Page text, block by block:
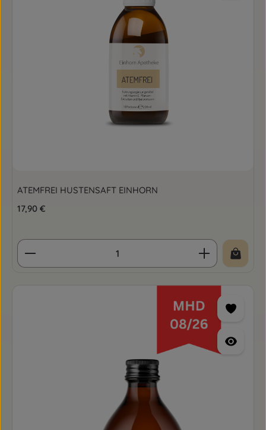
ATEMFREI HUSTENSAFT EINHORN
Regulärer Preis:
17,90 €
Produkt Anzahl: Gib den gewünschten Wert